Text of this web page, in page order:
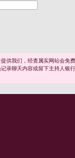
供我们，经查属实网站会免费
录聊天内容或留下主持人银